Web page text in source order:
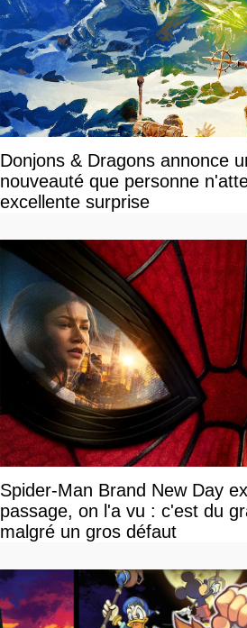
Donjons & Dragons annonce
nouveauté que personne
excellente surprise
Spider-Man Brand New Day
passage, on l'a vu : c'est du
malgré un gros défaut